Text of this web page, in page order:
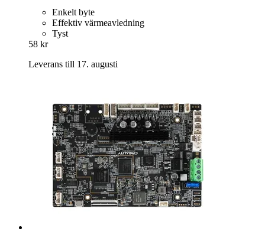
Enkelt byte
Effektiv värmeavledning
Tyst
58 kr
Leverans till 17. augusti